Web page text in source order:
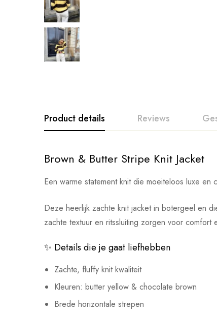
Product details Reviews
Brown & Butter Stripe Knit Jacket
Een warme statement knit die moeiteloos luxe en
Deze heerlijk zachte knit jacket in botergeel en
zachte textuur en ritssluiting zorgen voor
✨ Details die je gaat liefhebben
Zachte, fluffy knit kwaliteit
Kleuren: butter yellow & chocolate brown
Brede horizontale strepen